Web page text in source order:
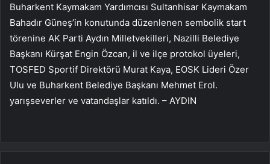
Buharkent Kaymakam Yardımcısı Sultanhisar Kaymakam
Bahadır Güneş’in konutunda düzenlenen sembolik start
törenine AK Parti Aydın Milletvekilleri, Nazilli Belediye
Başkanı Kürşat Engin Özcan, il ve ilçe protokol üyeleri,
TOSFED Sportif Direktörü Murat Kaya, EOSK Lideri Özer
Ulu ve Buharkent Belediye Başkanı Mehmet Erol.
yarışseverler ve vatandaşlar katıldı. – AYDIN